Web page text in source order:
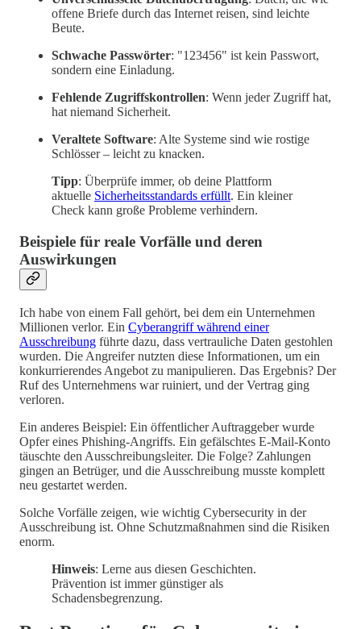
offene Briefe durch das Internet reisen, sind leichte
Beute.
Schwache Passwörter: "123456" ist kein Passwort,
sondern eine Einladung.
Fehlende Zugriffskontrollen: Wenn jeder Zugriff hat,
hat niemand Sicherheit.
Veraltete Software: Alte Systeme sind wie rostige
Schlösser – leicht zu knacken.
Tipp: Überprüfe immer, ob deine Plattform
aktuelle Sicherheitsstandards erfüllt. Ein kleiner
Check kann große Probleme verhindern.
Beispiele für reale Vorfälle und deren
Auswirkungen
Ich habe von einem Fall gehört, bei dem ein Unternehmen
Millionen verlor. Ein Cyberangriff während einer
Ausschreibung führte dazu, dass vertrauliche Daten gestohlen
wurden. Die Angreifer nutzten diese Informationen, um ein
konkurrierendes Angebot zu manipulieren. Das Ergebnis? Der
Ruf des Unternehmens war ruiniert, und der Vertrag ging
verloren.
Ein anderes Beispiel: Ein öffentlicher Auftraggeber wurde
Opfer eines Phishing-Angriffs. Ein gefälschtes E-Mail-Konto
täuschte den Ausschreibungsleiter. Die Folge? Zahlungen
gingen an Betrüger, und die Ausschreibung musste komplett
neu gestartet werden.
Solche Vorfälle zeigen, wie wichtig Cybersecurity in der
Ausschreibung ist. Ohne Schutzmaßnahmen sind die Risiken
enorm.
Hinweis: Lerne aus diesen Geschichten.
Prävention ist immer günstiger als
Schadensbegrenzung.